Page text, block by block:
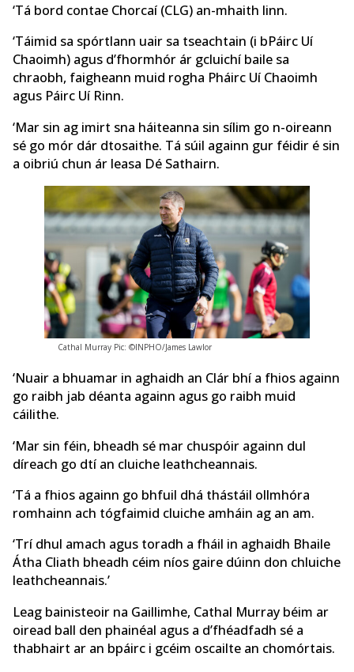
‘Tá bord contae Chorcaí (CLG) an-mhaith linn.
‘Táimid sa spórtlann uair sa tseachtain (i bPáirc Uí
Chaoimh) agus d’fhormhór ár gcluichí baile sa
chraobh, faigheann muid rogha Pháirc Uí Chaoimh
agus Páirc Uí Rinn.
‘Mar sin ag imirt sna háiteanna sin sílim go n-oireann
sé go mór dár dtosaithe. Tá súil againn gur féidir é sin
a oibriú chun ár leasa Dé Sathairn.
Cathal Murray Pic: ©INPHO/James Lawlor
‘Nuair a bhuamar in aghaidh an Clár bhí a fhios againn
go raibh jab déanta againn agus go raibh muid
cáilithe.
‘Mar sin féin, bheadh ​​sé mar chuspóir againn dul
díreach go dtí an cluiche leathcheannais.
‘Tá a fhios againn go bhfuil dhá thástáil ollmhóra
romhainn ach tógfaimid cluiche amháin ag an am.
‘Trí dhul amach agus toradh a fháil in aghaidh Bhaile
Átha Cliath bheadh céim níos gaire dúinn don chluiche
leathcheannais.’
Leag bainisteoir na Gaillimhe, Cathal Murray béim ar
oiread ball den phainéal agus a d’fhéadfadh sé a
thabhairt ar an bpáirc i gcéim oscailte an chomórtais.